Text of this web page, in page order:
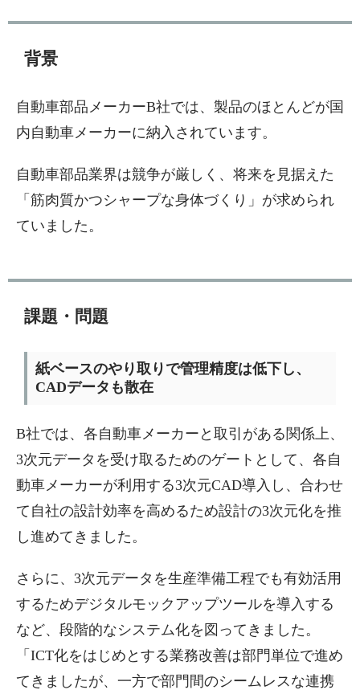
背景
自動車部品メーカーB社では、製品のほとんどが国
内自動車メーカーに納入されています。
自動車部品業界は競争が厳しく、将来を見据えた
「筋肉質かつシャープな身体づくり」が求められ
ていました。
課題・問題
紙ベースのやり取りで管理精度は低下し、
CADデータも散在
B社では、各自動車メーカーと取引がある関係上、
3次元データを受け取るためのゲートとして、各自
動車メーカーが利用する3次元CAD導入し、合わせ
て自社の設計効率を高めるため設計の3次元化を推
し進めてきました。
さらに、3次元データを生産準備工程でも有効活用
するためデジタルモックアップツールを導入する
など、段階的なシステム化を図ってきました。
「ICT化をはじめとする業務改善は部門単位で進め
てきましたが、一方で部門間のシームレスな連携